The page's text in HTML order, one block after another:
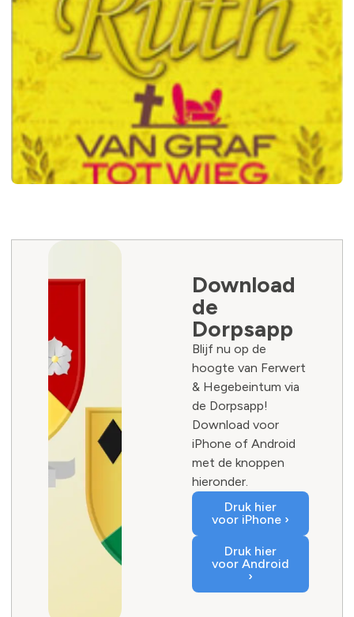
Download
de
Dorpsapp
Blijf nu op de
hoogte van Ferwert
& Hegebeintum via
de Dorpsapp!
Download voor
iPhone of Android
met de knoppen
hieronder.
Druk hier
voor iPhone ›
Druk hier
voor Android
›